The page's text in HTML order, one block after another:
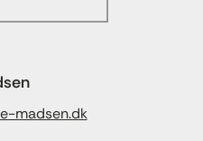
madsen.dk